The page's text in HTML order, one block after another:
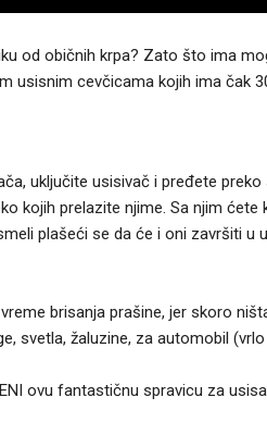
od običnih krpa? Zato što ima
usisnim cevčicama kojih ima čak
uključite usisivač i pređete
kojih prelazite njime. Sa njim
plašeći se da će i oni završiti u
brisanja prašine, jer skoro
svetla, žaluzine, za automobil
ovu fantastičnu spravicu za